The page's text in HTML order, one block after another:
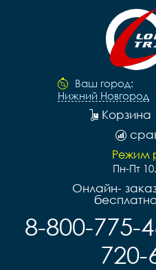
Ваш город:
Нижний Новгород
Корзина
Режим
Пн-Пт
Онлайн-
8-800-775-
720-